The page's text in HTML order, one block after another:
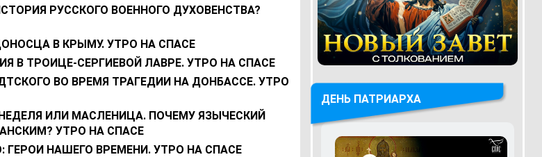
РУССКОГО ВОЕННОГО ДУХОВЕНСТВА?
В КРЫМУ. УТРО НА СПАСЕ
В ТРОИЦЕ-СЕРГИЕВОЙ ЛАВРЕ. УТРО НА СПАСЕ
ВО ВРЕМЯ ТРАГЕДИИ НА ДОНБАССЕ. УТРО
ИЛИ МАСЛЕНИЦА. ПОЧЕМУ ЯЗЫЧЕСКИЙ
УТРО НА СПАСЕ
ГЕРОИ НАШЕГО ВРЕМЕНИ. УТРО НА СПАСЕ
ДЕНЬ ПАТРИАРХА